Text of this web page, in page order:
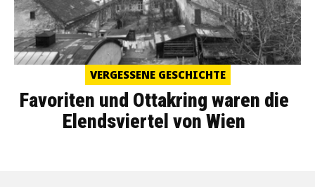
VERGESSENE GESCHICHTE
Favoriten und Ottakring waren die
Elendsviertel von Wien